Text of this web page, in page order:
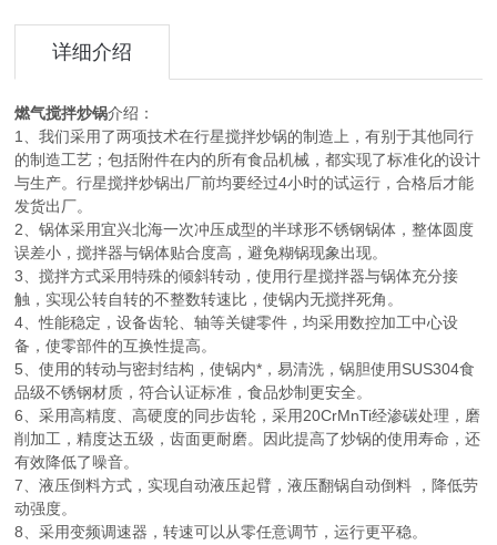
详细介绍
燃气搅拌炒锅介绍：
1、我们采用了两项技术在行星搅拌炒锅的制造上，有别于其他同行
的制造工艺；包括附件在内的所有食品机械，都实现了标准化的设计
与生产。行星搅拌炒锅出厂前均要经过4小时的试运行，合格后才能
发货出厂。
2、锅体采用宜兴北海一次冲压成型的半球形不锈钢锅体，整体圆度
误差小，搅拌器与锅体贴合度高，避免糊锅现象出现。
3、搅拌方式采用特殊的倾斜转动，使用行星搅拌器与锅体充分接
触，实现公转自转的不整数转速比，使锅内无搅拌死角。
4、性能稳定，设备齿轮、轴等关键零件，均采用数控加工中心设
备，使零部件的互换性提高。
5、使用的转动与密封结构，使锅内*，易清洗，锅胆使用SUS304食
品级不锈钢材质，符合认证标准，食品炒制更安全。
6、采用高精度、高硬度的同步齿轮，采用20CrMnTi经渗碳处理，磨
削加工，精度达五级，齿面更耐磨。因此提高了炒锅的使用寿命，还
有效降低了噪音。
7、液压倒料方式，实现自动液压起臂，液压翻锅自动倒料 ，降低劳
动强度。
8、采用变频调速器，转速可以从零任意调节，运行更平稳。